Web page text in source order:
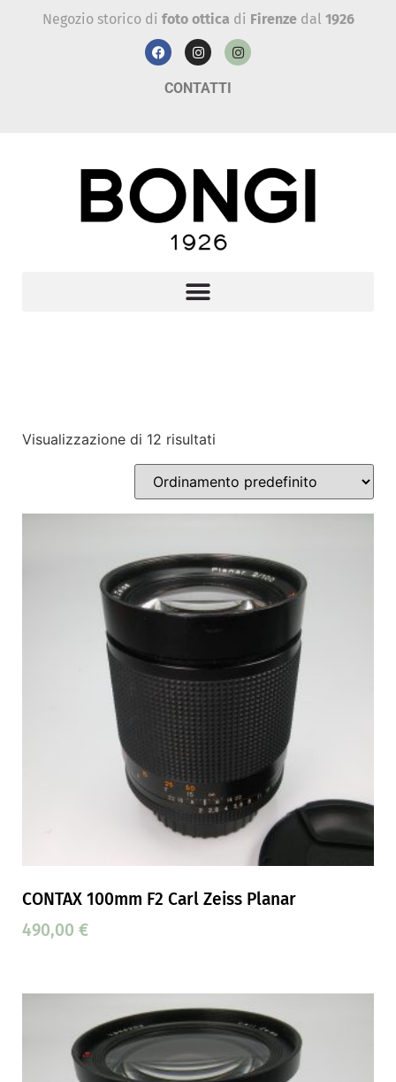
Negozio storico di foto ottica di Firenzedal 1926
CONTATTI
Visualizzazione di 12 risultati
CONTAX 100mm F2 Carl Zeiss Planar
490,00 €